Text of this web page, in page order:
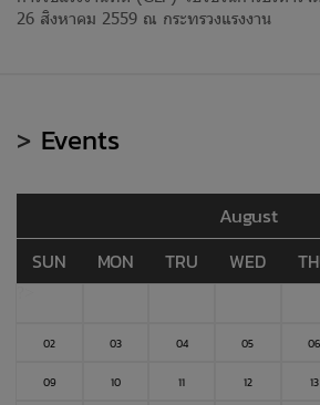
26 สิงหาคม 2559 ณ กระทรวงแรงงาน
> Events
August
SUN MON TRU WED
02 03 04 05 06
09 10 11 12 13